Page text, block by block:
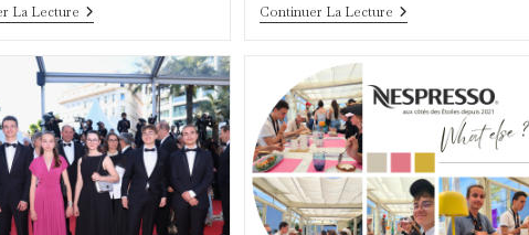
La LectureChristine
Beauchemin-
Raconte
La
Vie
D’une
Salle
De
Cinéma
Continuer La LectureCéline-
Alexandra
Les
Étoiles
La
Suite
Akili